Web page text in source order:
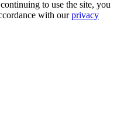
to use the site, you
with ourprivacy